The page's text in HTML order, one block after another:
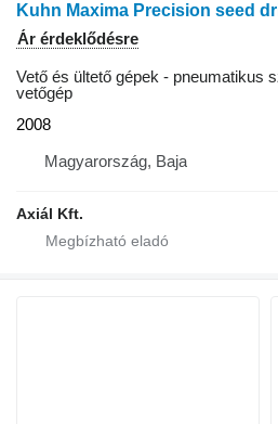
Kuhn Maxima Precision seed
Ár érdeklődésre
Vető és ültető gépek - pneumatikus
vetőgép
2008
Magyarország, Baja
Axiál Kft.